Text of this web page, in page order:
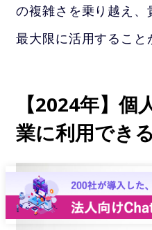
の複雑さを乗り越え
最大限に活用すること
【2024年】
業に利用でき